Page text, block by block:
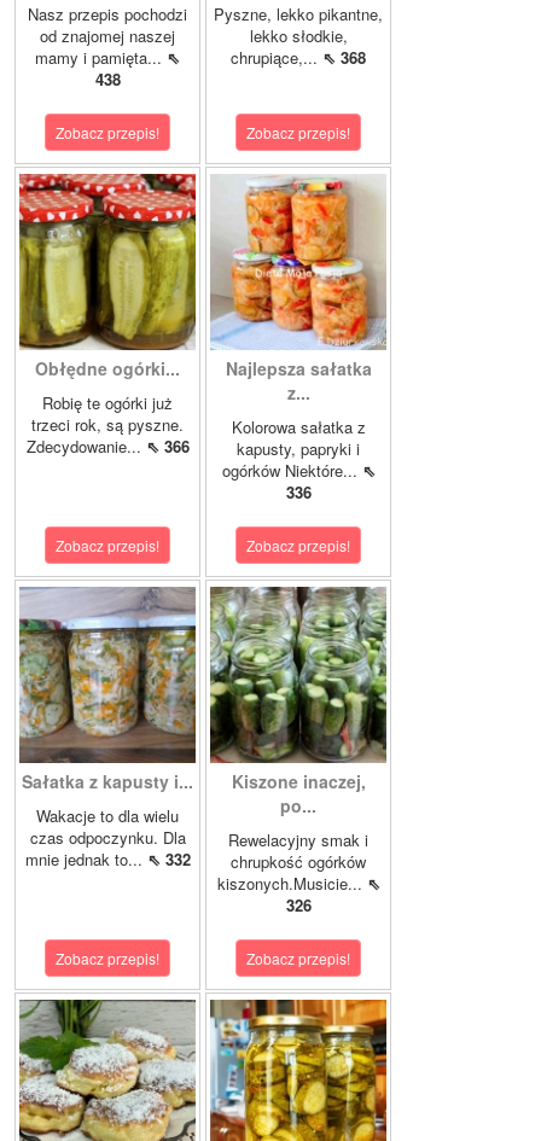
Nasz przepis pochodzi
od znajomej naszej
mamy i pamięta... ⇖
438
Zobacz przepis!
Pyszne, lekko pikantne,
lekko słodkie,
chrupiące,... ⇖ 368
Zobacz przepis!
Obłędne ogórki...
Robię te ogórki już
trzeci rok, są pyszne.
Zdecydowanie... ⇖ 366
Zobacz przepis!
Najlepsza sałatka
z...
Kolorowa sałatka z
kapusty, papryki i
ogórków Niektóre... ⇖
336
Zobacz przepis!
Sałatka z kapusty i...
Wakacje to dla wielu
czas odpoczynku. Dla
mnie jednak to... ⇖ 332
Zobacz przepis!
Kiszone inaczej,
po...
Rewelacyjny smak i
chrupkość ogórków
kiszonych.Musicie... ⇖
326
Zobacz przepis!